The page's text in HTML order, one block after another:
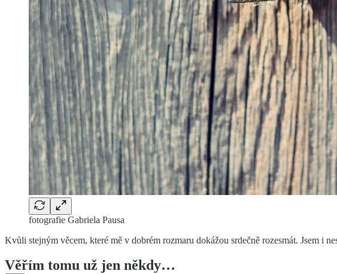
fotografie Gabriela Pausa
Kvůli stejným věcem, které mě v dobrém rozmaru dokážou srdečně rozesmát. Jsem i
Věřím tomu už jen někdy…